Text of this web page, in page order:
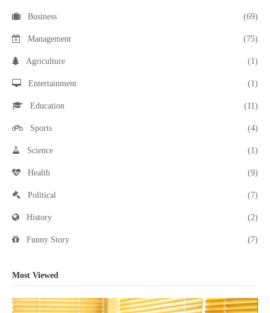
Business (69)
Management (75)
Agriculture (1)
Entertainment (1)
Education (11)
Sports (4)
Science (1)
Health (9)
Political (7)
History (2)
Funny Story (7)
Most Viewed